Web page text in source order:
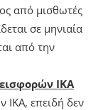
από μισθωτές
σε μηνιαία
από την
ΙΚΑ
επειδή δεν